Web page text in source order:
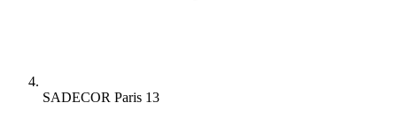
SADECOR Paris 13